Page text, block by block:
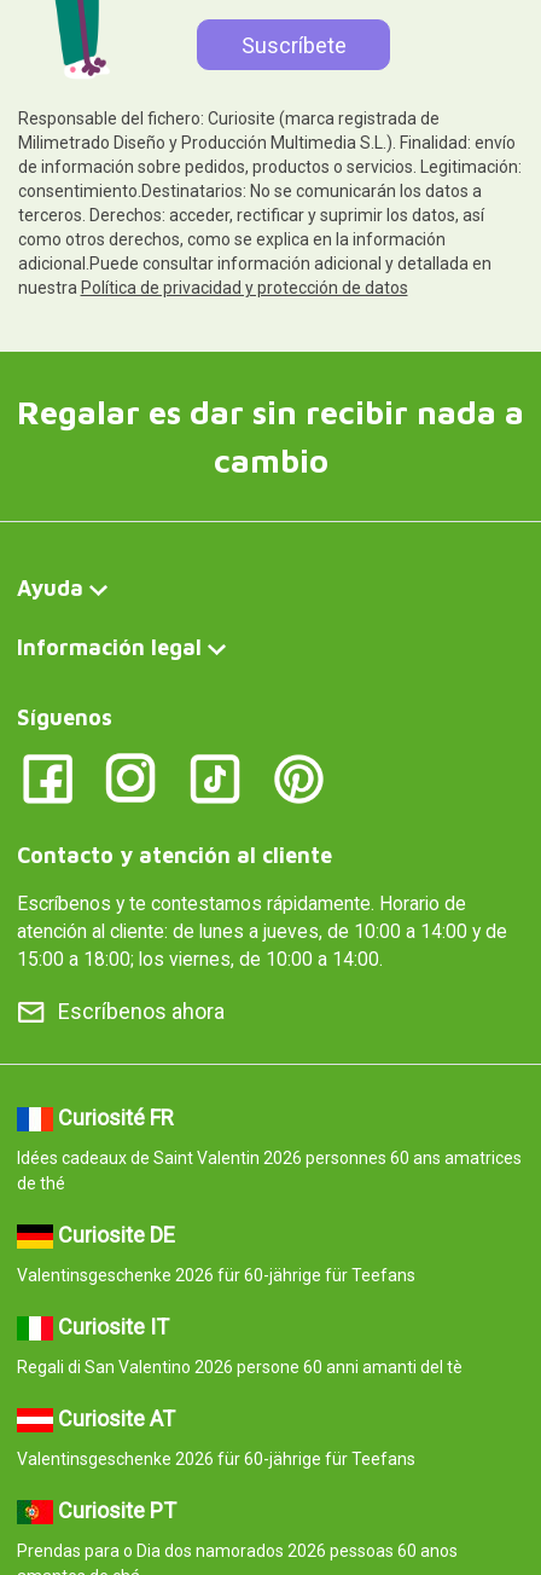
Responsable del fichero: Curiosite (marca registrada de
Milimetrado Diseño y Producción Multimedia S.L.). Finalidad: envío
de información sobre pedidos, productos o servicios. Legitimación:
consentimiento.Destinatarios: No se comunicarán los datos a
terceros. Derechos: acceder, rectificar y suprimir los datos, así
como otros derechos, como se explica en la información
adicional.Puede consultar información adicional y detallada en
nuestra Política de privacidad y protección de datos
Regalar es dar sin recibir nada a
cambio
Ayuda
Información legal
Síguenos
Contacto y atención al cliente
Escríbenos y te contestamos rápidamente. Horario de
atención al cliente: de lunes a jueves, de 10:00 a 14:00 y de
15:00 a 18:00; los viernes, de 10:00 a 14:00.
Escríbenos ahora
Curiosité FR
Idées cadeaux de Saint Valentin 2026 personnes 60 ans amatrices
de thé
Curiosite DE
Valentinsgeschenke 2026 für 60-jährige für Teefans
Curiosite IT
Regali di San Valentino 2026 persone 60 anni amanti del tè
Curiosite AT
Valentinsgeschenke 2026 für 60-jährige für Teefans
Curiosite PT
Prendas para o Dia dos namorados 2026 pessoas 60 anos